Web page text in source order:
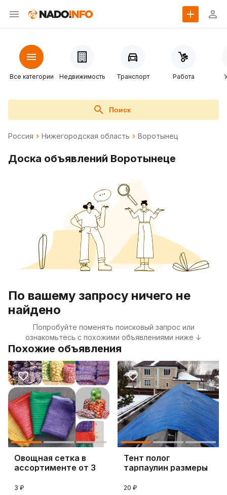
Все категории Недвижимость Транспорт Работа
Поиск
Россия Нижегородская область Воротынец
Доска объявлений Воротынеце
По вашему запросу ничего не
найдено
Попробуйте поменять поисковый запрос или
ознакомьтесь с похожими объявлениями ниже ↓
Похожие объявления
Овощная сетка в
ассортименте от 3
3 ₽
Тент полог
тарпаулин размеры
20 ₽